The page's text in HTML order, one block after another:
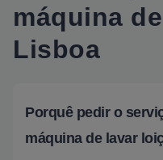
máquina
Lisboa
Porquê pedir o
máquina de lavar